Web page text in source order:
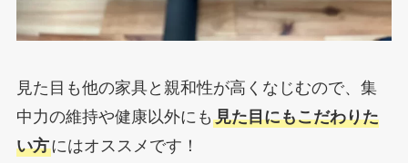
見た目も他の家具と親和性が高くなじむので、集
中力の維持や健康以外にも 見た目にもこだわりた
い方にはオススメです！